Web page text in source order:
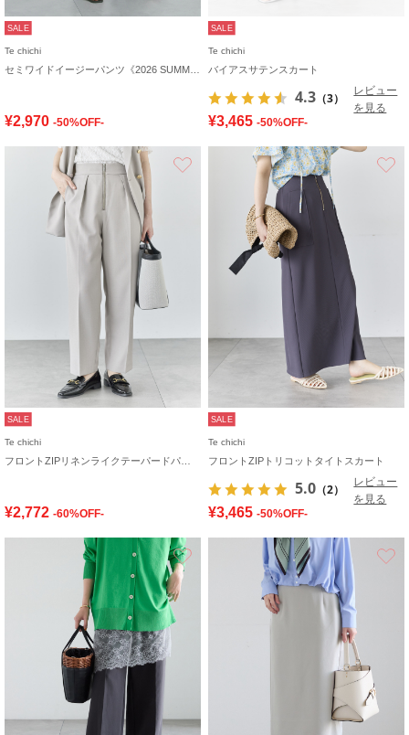
SALE
Te chichi
¥2,970 -50%OFF-
SALE
Te chichi
バイアスサテンスカート
4.3 （3）
レビュー
を見る
¥3,465 -50%OFF-
お気に入り
SALE
Te chichi
¥2,772 -60%OFF-
SALE
Te chichi
フロントZIPトリコットタイトスカート
5.0 （2）
レビュー
を見る
¥3,465 -50%OFF-